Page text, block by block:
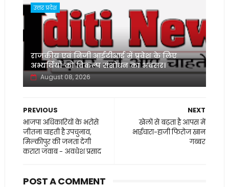
उत्तर प्रदेश
‌राजकीय एवं निजी आईटीआई में प्रवेश के लिए
अभ्यर्थियों को विकल्प संशोधन का अवसर।
August 08, 2026
NEXT
खेलों से बढ़ता है आपस में
भाईचारा-हाजी फिरोज खान
गब्बर
PREVIOUS
भाजपा अधिकारियों के भरोसे
जीतना चाहती है उपचुनाव,
मिल्कीपुर की जनता देगी
करारा जवाब - अवधेश प्रसाद
POST A COMMENT